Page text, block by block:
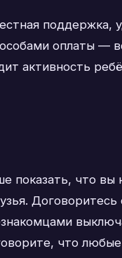
поддержка,
оплаты —
активность
показать, что вы
Договоритесь
что